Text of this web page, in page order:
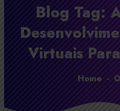
Blog Tag:
Virtuais
Home -